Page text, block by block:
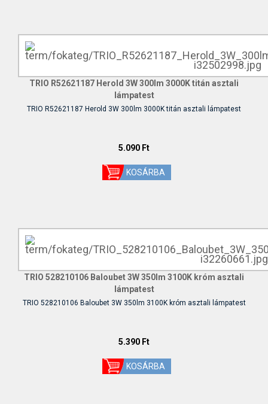
TRIO R52621187 Herold 3W 300lm 3000K titán asztali
lámpatest
TRIO R52621187 Herold 3W 300lm 3000K titán asztali lámpatest
5.090 Ft
TRIO 528210106 Baloubet 3W 350lm 3100K króm asztali
lámpatest
TRIO 528210106 Baloubet 3W 350lm 3100K króm asztali lámpatest
5.390 Ft